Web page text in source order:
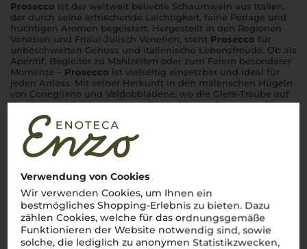
Verwendung von Cookies
Wir verwenden Cookies, um Ihnen ein
bestmögliches Shopping-Erlebnis zu bieten. Dazu
zählen Cookies, welche für das ordnungsgemäße
Funktionieren der Website notwendig sind, sowie
solche, die lediglich zu anonymen Statistikzwecken,
Prosecco ist der weltweit beliebte Schaumwein aus Italien,
der durch seine erfrischende Leichtigkeit, feine Perlage und
fruchtigen Aromen begeistert. Hergestellt in den Regionen
Venetien und Friaul-Julisch Venetien, steht Prosecco für
unbeschwerten Genuss und italienische Lebensfreude. Ob als
Aperitif, Begleiter zu Mahlzeiten oder zum Feiern besonderer
Momente – Prosecco ist vielseitig einsetzbar und ideal für
jeden Anlass. Mit seiner Herkunft in den malerischen Hügeln
von Conegliano und Valdobbiadene, wo die Glera-Traube auf
den besten Weinbergen gedeiht, verkörpertProseccodie
Essenz italienischer Schaumweinkultur.
Mehr Weine aus Prosecco